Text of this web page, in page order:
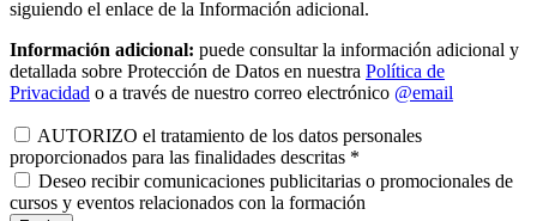
siguiendo el enlace de la Información adicional.
Información adicional: puede consultar la información adicional y
detallada sobre Protección de Datos en nuestra Política de
Privacidad o a través de nuestro correo electrónico @email
AUTORIZO el tratamiento de los datos personales
proporcionados para las finalidades descritas *
Deseo recibir comunicaciones publicitarias o promocionales de
cursos y eventos relacionados con la formación